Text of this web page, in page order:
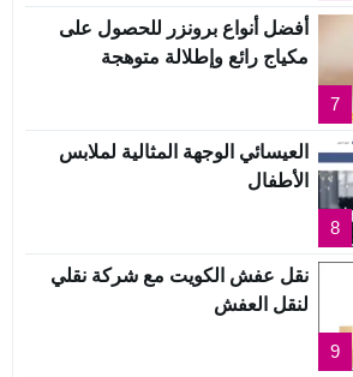
7
أفضل أنواع برونزر للحصول على
مكياج رائع وإطلالة متوهجة
8
العيسائي الوجهة المثالية لملابس
الأطفال
9
نقل عفش الكويت مع شركة نقلي
لنقل العفش